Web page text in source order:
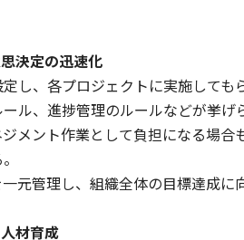
決定の迅速化
し、各プロジェクトに実施しても
ル、進捗管理のルールなどが挙げ
メント作業として負担になる場合
管理し、組織全体の目標達成に
材育成